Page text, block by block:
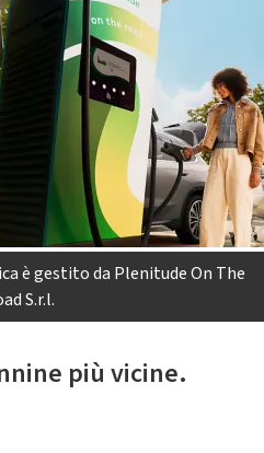
è gestito da Plenitude On The
S.r.l.
più vicine.